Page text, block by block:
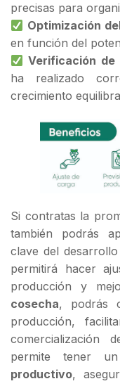
precisas para
Optimización
en función del
Verificación de
ha realizado
crecimiento
Si contratas la
también podrás
clave del
permitirá hacer
producción y
cosecha, podrás
producción,
comercialización
permite tener
productivo,